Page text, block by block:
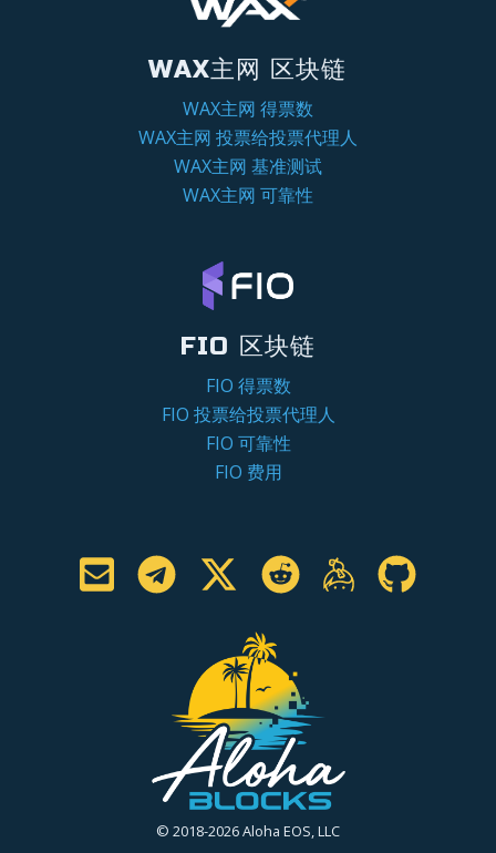
WAX主网 区块链
WAX主网 得票数
WAX主网 投票给投票代理人
WAX主网 基准测试
WAX主网 可靠性
FIO 区块链
FIO 得票数
FIO 投票给投票代理人
FIO 可靠性
FIO 费用
© 2018-2026 Aloha EOS, LLC